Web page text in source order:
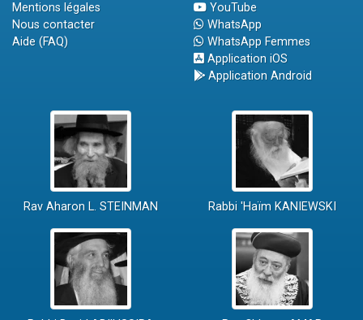
Mentions légales
Nous contacter
Aide (FAQ)
YouTube
WhatsApp
WhatsApp Femmes
Application iOS
Application Android
Rav Aharon L. STEINMAN Rabbi 'Haïm KANIEWSKI